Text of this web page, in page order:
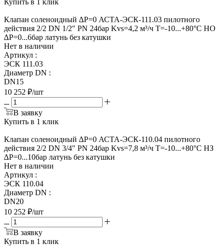
Клапан соленоидный ∆Р=0 АСТА-ЭСК-111.03 пилотного
действия 2/2 DN 1/2" PN 24бар Kvs=4,2 м³/ч Т=-10...+80°С НО
∆Р=0...6бар латунь без катушки
Нет в наличии
Артикул :
ЭСК 111.03
Диаметр DN :
DN15
10 252 ₽/шт
В заявку
Купить в 1 клик
Клапан соленоидный ∆Р=0 АСТА-ЭСК-110.04 пилотного
действия 2/2 DN 3/4" PN 24бар Kvs=7,8 м³/ч Т=-10...+80°С НЗ
∆Р=0...10бар латунь без катушки
Нет в наличии
Артикул :
ЭСК 110.04
Диаметр DN :
DN20
10 252 ₽/шт
В заявку
Купить в 1 клик